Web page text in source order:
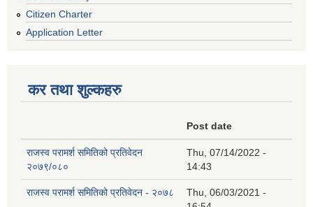
Citizen Charter
Application Letter
कर तथा शुल्कहरु
Post date
राजस्व परामर्श समितिको प्रतिवेदन
२०७९/०८०
Thu, 07/14/2022 -
14:43
राजस्व परामर्श समितिको प्रतिवेदन - २०७८
Thu, 06/03/2021 -